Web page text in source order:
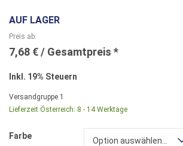
AUF LAGER
Preis ab
7,68 €
Inkl. 19% Steuern
Versandgruppe 1
Lieferzeit Österreich: 8 - 14 Werktage
Farbe Option auswählen...